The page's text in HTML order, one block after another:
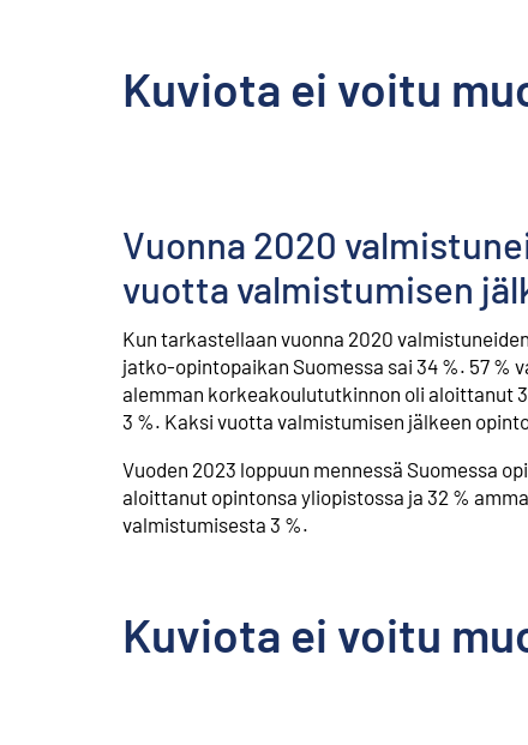
Kuviota ei voitu
Vuonna 2020
vuotta valmistumisen
Kun tarkastellaan vuonna 2020
jatko-opintopaikan Suomessa sai 34 %. 57 %
alemman korkeakoulututkinnon oli aloittanut
3 %. Kaksi vuotta valmistumisen jälkeen
Vuoden 2023 loppuun mennessä Suomessa
aloittanut opintonsa yliopistossa ja 32 %
valmistumisesta 3 %.
Kuviota ei voitu